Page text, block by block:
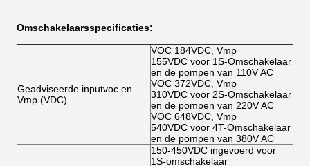
Omschakelaarsspecificaties:
Geadviseerde inputvoc en
Vmp (VDC)
VOC 184VDC, Vmp
155VDC voor 1S-Omschakelaar
en de pompen van 110V AC
VOC 372VDC, Vmp
310VDC voor 2S-Omschakelaar
en de pompen van 220V AC
VOC 648VDC, Vmp
540VDC voor 4T-Omschakelaar
en de pompen van 380V AC
150-450VDC ingevoerd voor
1S-omschakelaar